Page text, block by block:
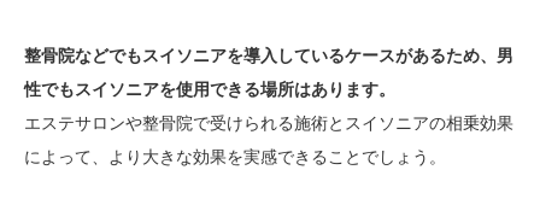
整骨院などでもスイソニアを導入しているケースがあるため、男
性でもスイソニアを使用できる場所はあります。
エステサロンや整骨院で受けられる施術とスイソニアの相乗効果
によって、より大きな効果を実感できることでしょう。